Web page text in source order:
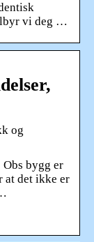
vi deg …
og
bygg er
at det ikke er